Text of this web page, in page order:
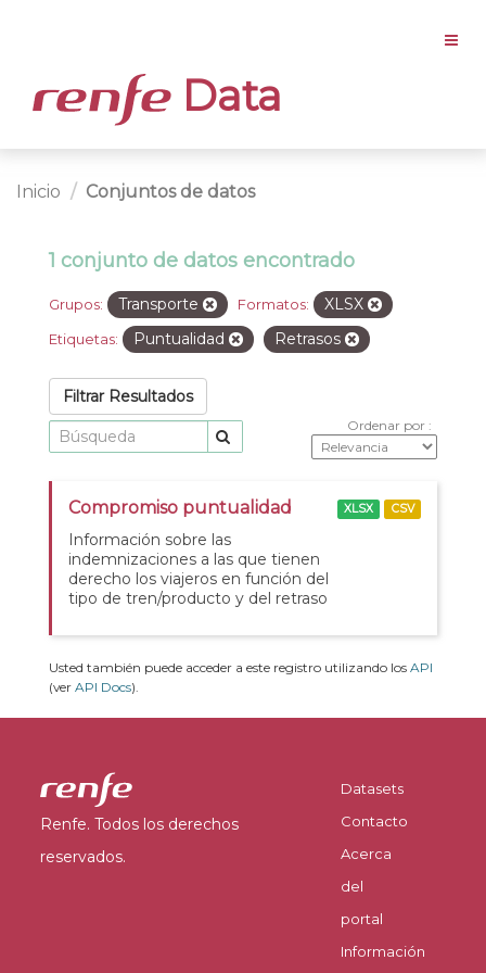
Data
Inicio Conjuntos de datos
1 conjunto de datos encontrado
Grupos: Transporte Formatos: XLSX
Etiquetas: Puntualidad Retrasos
Filtrar Resultados
Ordenar por
Compromiso puntualidad
Información sobre las
indemnizaciones a las que tienen
derecho los viajeros en función del
tipo de tren/producto y del retraso
XLSX CSV
Usted también puede acceder a este registro utilizando los API
(ver API Docs).
Renfe. Todos los derechos
reservados.
Datasets
Contacto
Acerca
del
portal
Información